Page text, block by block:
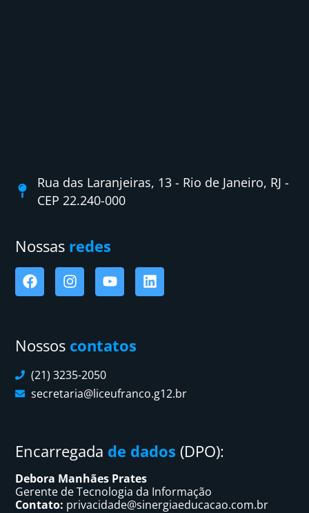
Rua das Laranjeiras, 13 - Rio de Janeiro, RJ -
CEP 22.240-000
Nossas redes
Nossos contatos
(21) 3235-2050
secretaria@liceufranco.g12.br
Encarregada de dados (DPO):
Debora Manhães Prates
Gerente de Tecnologia da Informação
Contato: privacidade@sinergiaeducacao.com.br